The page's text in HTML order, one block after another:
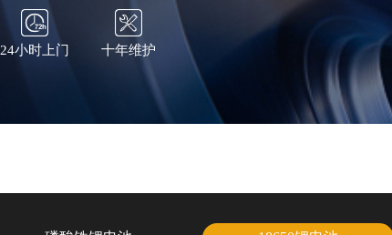
24小时上门 十年维护